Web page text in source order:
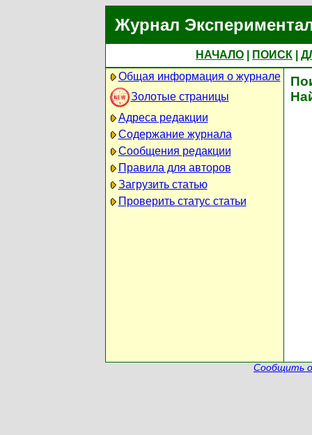
Журнал
НАЧАЛО ПОИСК
Общая информация о журнале
Золотые страницы
Адреса редакции
Содержание журнала
Сообщения редакции
Правила для авторов
Загрузить статью
Проверить статус статьи
Сообщить о